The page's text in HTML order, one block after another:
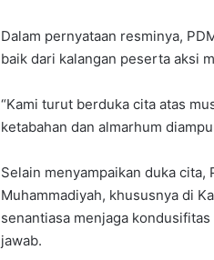
​Dalam pernyataan resminya,
baik dari kalangan peserta aksi
“Kami turut berduka cita atas
ketabahan dan almarhum
Selain menyampaikan duka
Muhammadiyah, khususnya di
senantiasa menjaga
jawab.